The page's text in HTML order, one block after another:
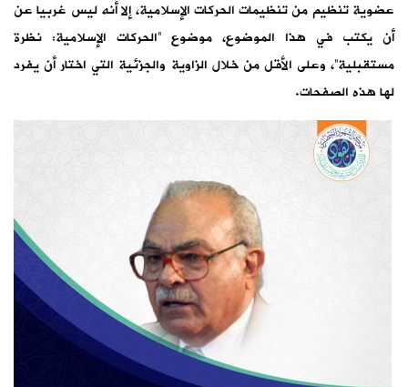
عضوية تنظيم من تنظيمات الحركات الإسلامية، إلا أنه ليس غربيا عن
أن يكتب في هذا الموضوع، موضوع “الحركات الإسلامية: نظرة
مستقبلية”، وعلى الأقل من خلال الزاوية والجزئية التي اختار أن يفرد
لها هذه الصفحات.